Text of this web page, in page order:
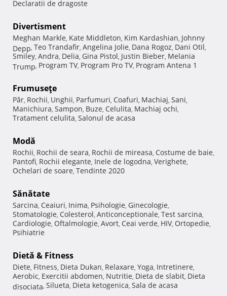
Declaratii de dragoste
Divertisment
Meghan Markle, Kate Middleton, Kim Kardashian, Johnny
Depp, Teo Trandafir, Angelina Jolie, Dana Rogoz, Dani Otil,
Smiley, Andra, Delia, Gina Pistol, Justin Bieber, Melania
Trump, Program TV, Program Pro TV, Program Antena 1
Frumuseţe
Păr, Rochii, Unghii, Parfumuri, Coafuri, Machiaj, Sani,
Manichiura, Sampon, Buze, Celulita, Machiaj ochi,
Tratament celulita, Salonul de acasa
Modă
Rochii, Rochii de seara, Rochii de mireasa, Costume de baie,
Pantofi, Rochii elegante, Inele de logodna, Verighete,
Ochelari de soare, Tendinte 2020
Sănătate
Sarcina, Ceaiuri, Inima, Psihologie, Ginecologie,
Stomatologie, Colesterol, Anticonceptionale, Test sarcina,
Cardiologie, Oftalmologie, Avort, Ceai verde, HIV, Ortopedie,
Psihiatrie
Dietă & Fitness
Diete, Fitness, Dieta Dukan, Relaxare, Yoga, Intretinere,
Aerobic, Exercitii abdomen, Nutritie, Dieta de slabit, Dieta
disociata, Silueta, Dieta ketogenica, Sala de acasa